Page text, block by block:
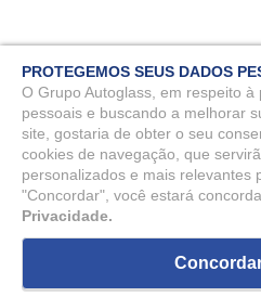
R$ 123,42
PROTEGEMOS SEUS DADOS
O Grupo Autoglass, em respeito
pessoais e buscando a melhorar
site, gostaria de obter o seu
cookies de navegação, que
personalizados e mais relevantes
"Concordar", você estará
Privacidade.